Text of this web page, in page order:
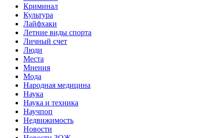
Криминал
Культура
Лайфхаки
Летние виды спорта
Личный счет
Люди
Места
Мнения
Мода
Народная медицина
Наука
Наука и техника
Научпоп
Недвижимость
Новости